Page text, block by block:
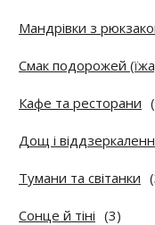
Мандрівки з
Смак подорожей
Кафе та ресторани
Дощ і
Тумани та світанки
Сонце й тіні (3)